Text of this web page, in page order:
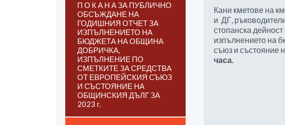
П О К А Н А ЗА ПУБЛИЧНО
ОБСЪЖДАНЕ НА
ГОДИШНИЯ ОТЧЕТ ЗА
ИЗПЪЛНЕНИЕТО НА
БЮДЖЕТА НА ОБЩИНА
ДОБРИЧКА,
ИЗПЪЛНЕНИЕ ПО
СМЕТКИТЕ ЗА СРЕДСТВА
ОТ ЕВРОПЕЙСКИЯ СЪЮЗ
И СЪСТОЯНИЕ НА
ОБЩИНСКИЯ ДЪЛГ ЗА
2023 г.
Кани кметове на
и ДГ,
стопанска
изпълнението на
съюз и състояние
часа.